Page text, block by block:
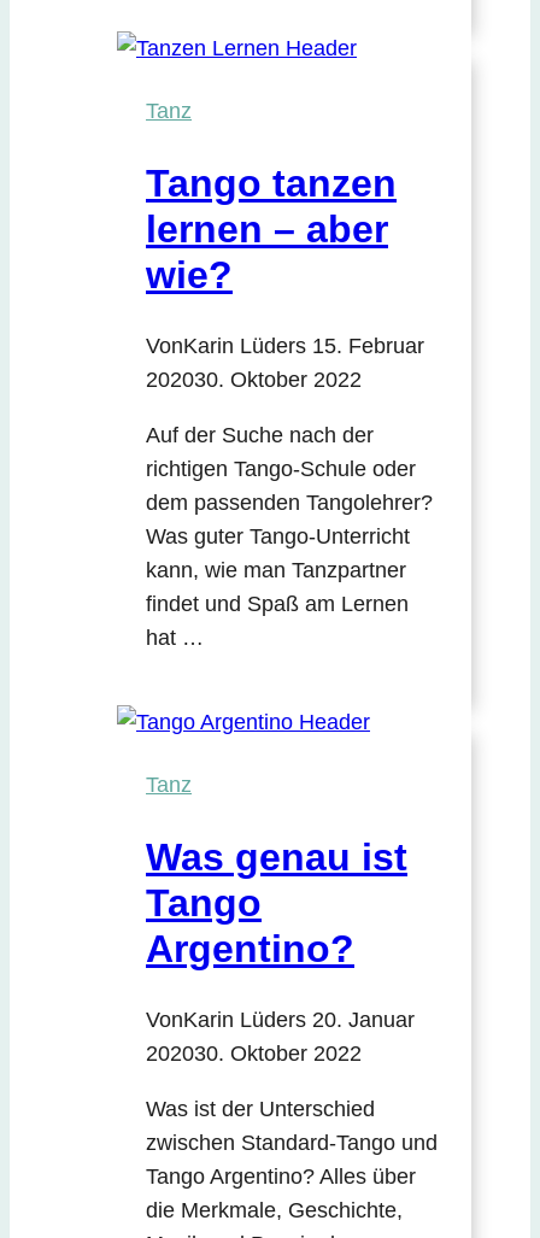
Tanz
Tango tanzen
lernen – aber
wie?
VonKarin Lüders 15. Februar
202030. Oktober 2022
Auf der Suche nach der
richtigen Tango-Schule oder
dem passenden Tangolehrer?
Was guter Tango-Unterricht
kann, wie man Tanzpartner
findet und Spaß am Lernen
hat …
Tanz
Was genau ist
Tango
Argentino?
VonKarin Lüders 20. Januar
202030. Oktober 2022
Was ist der Unterschied
zwischen Standard-Tango und
Tango Argentino? Alles über
die Merkmale, Geschichte,